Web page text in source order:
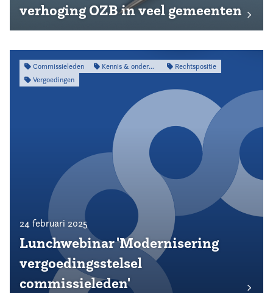
verhoging OZB in veel gemeenten
Commissieleden Kennis & onderzoek
Rechtspositie
Vergoedingen
24 februari 2025
Lunchwebinar 'Modernisering
vergoedingsstelsel
commissieleden'